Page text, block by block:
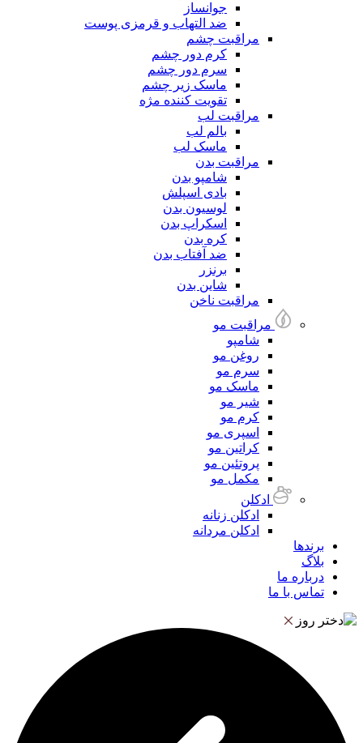
جوانساز
ضد التهاب و قرمزی پوست
مراقبت چشم
کرم دور چشم
سرم دور چشم
ماسک زیر چشم
تقویت کننده مژه
مراقبت لب
بالم لب
ماسک لب
مراقبت بدن
شامپو بدن
بادی اسپلش
لوسیون بدن
اسکراپ بدن
کره بدن
ضد آفتاب بدن
برنزر
شاین بدن
مراقبت ناخن
مراقبت مو
شامپو
روغن مو
سرم مو
ماسک مو
شیر مو
کرم مو
اسپری مو
کراتین مو
پروتئین مو
مکمل مو
ادکلن
ادکلن زنانه
ادکلن مردانه
برندها
بلاگ
درباره ما
تماس با ما